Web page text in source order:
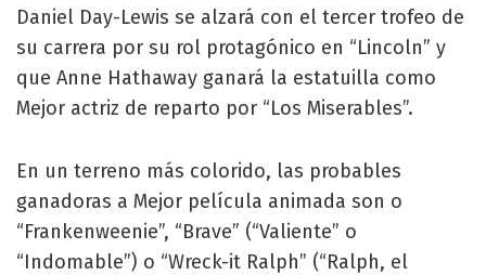
Daniel Day-Lewis se alzará con el tercer trofeo de
su carrera por su rol protagónico en “Lincoln” y
que Anne Hathaway ganará la estatuilla como
Mejor actriz de reparto por “Los Miserables”.
En un terreno más colorido, las probables
ganadoras a Mejor película animada son o
“Frankenweenie”, “Brave” (“Valiente” o
“Indomable”) o “Wreck-it Ralph” (“Ralph, el